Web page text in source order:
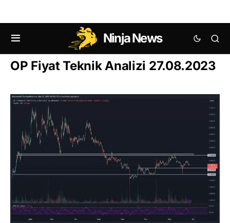
Ninja News
ALTCOIN ANALIZLERI, YORUMLARI
OP Fiyat Teknik Analizi 27.08.2023